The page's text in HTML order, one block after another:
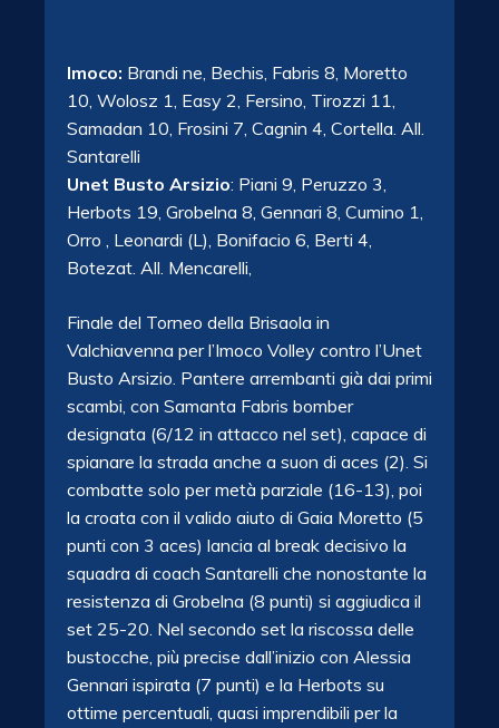
Imoco: Brandi ne, Bechis, Fabris 8, Moretto
10, Wolosz 1, Easy 2, Fersino, Tirozzi 11,
Samadan 10, Frosini 7, Cagnin 4, Cortella. All.
Santarelli
Unet Busto Arsizio: Piani 9, Peruzzo 3,
Herbots 19, Grobelna 8, Gennari 8, Cumino 1,
Orro , Leonardi (L), Bonifacio 6, Berti 4,
Botezat. All. Mencarelli,
Finale del Torneo della Brisaola in
Valchiavenna per l’Imoco Volley contro l’Unet
Busto Arsizio. Pantere arrembanti già dai primi
scambi, con Samanta Fabris bomber
designata (6/12 in attacco nel set), capace di
spianare la strada anche a suon di aces (2). Si
combatte solo per metà parziale (16-13), poi
la croata con il valido aiuto di Gaia Moretto (5
punti con 3 aces) lancia al break decisivo la
squadra di coach Santarelli che nonostante la
resistenza di Grobelna (8 punti) si aggiudica il
set 25-20. Nel secondo set la riscossa delle
bustocche, più precise dall’inizio con Alessia
Gennari ispirata (7 punti) e la Herbots su
ottime percentuali, quasi imprendibili per la